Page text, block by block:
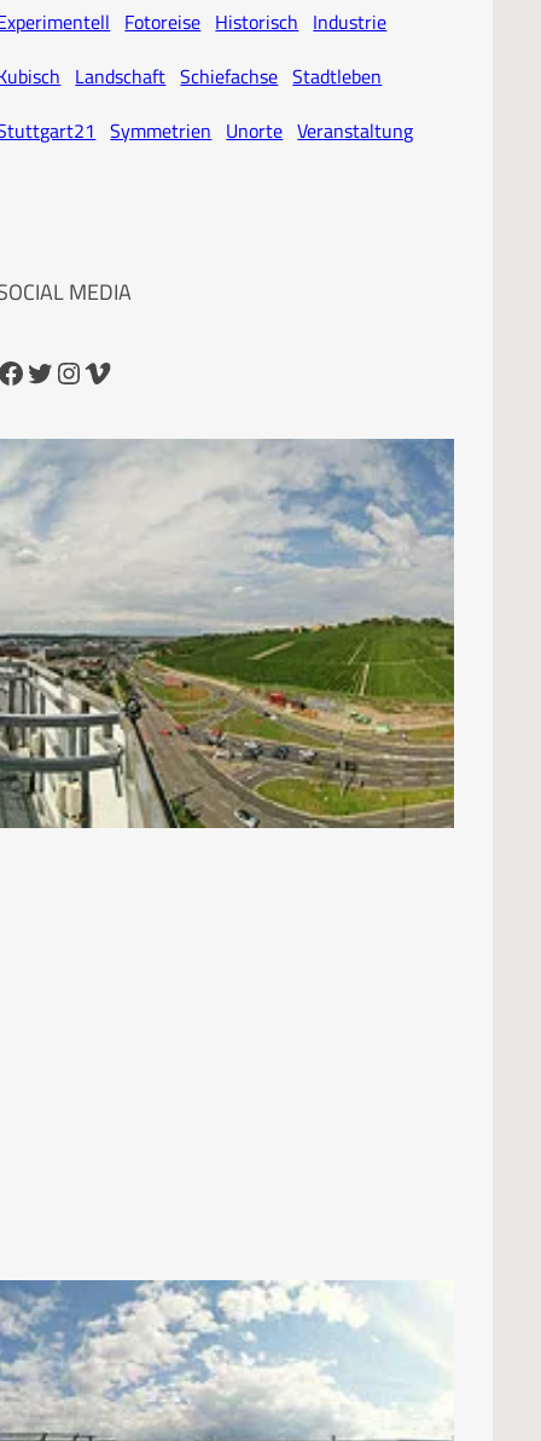
Fotoreise Historisch Industrie
Landschaft Schiefachse Stadtleben
Symmetrien Unorte Veranstaltung
MEDIA
Facebook Twitter InstagramVimeo